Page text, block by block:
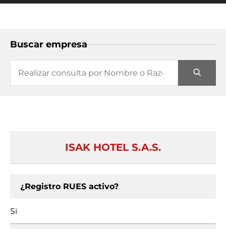
Buscar empresa
ISAK HOTEL S.A.S.
¿Registro RUES activo?
Si